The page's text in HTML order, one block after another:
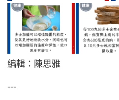
編輯：陳思雅
---